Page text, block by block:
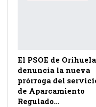
El PSOE de Orihuela
denuncia la nueva
prórroga del
de Aparcamiento
Regulado…